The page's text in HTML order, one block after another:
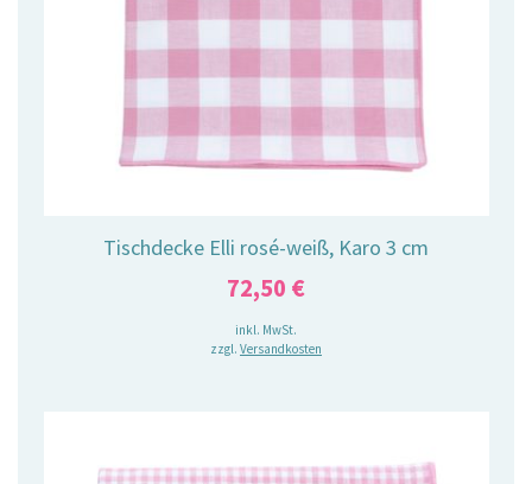
Tischdecke Elli rosé-weiß, Karo 3 cm
72,50 €
inkl. MwSt.
zzgl. Versandkosten